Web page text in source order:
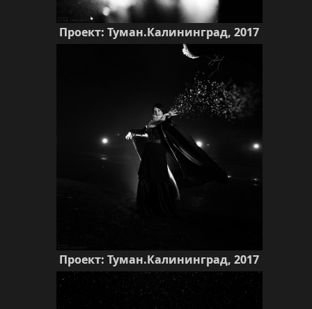
Проект: Туман.Калининград, 2017
Проект: Туман.Калининград, 2017